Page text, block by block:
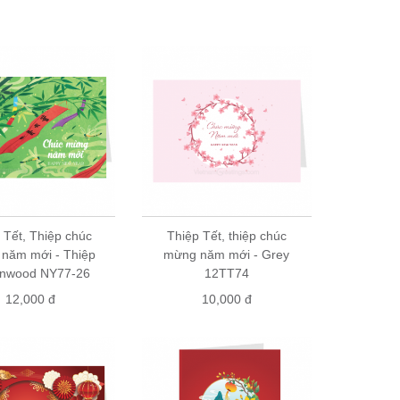
hệ với chúng tôi để được báo giá. Điện thoại:
Tết, Thiệp chúc
mới - Thiệp
NY77-26
12,000 đ
Thiệp Tết, thiệp chúc
mừng năm mới - Grey
12TT74
10,000 đ